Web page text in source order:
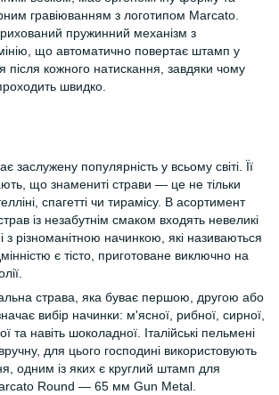
гравіюванням з логотипом Marcato.
пружинний механізм з
що автоматично повертає штамп у
після кожного натискання, завдяки чому
швидко.
заслужену популярність у всьому світі. Її
що знамениті страви — це не тільки
спагетті чи тирамісу. В асортимент
із незабутнім смаком входять невеликі
з різноманітною начинкою, які називаються
є тісто, приготоване виключно на
страва, яка буває першою, другою або
вибір начинки: м'ясної, рибної, сирної,
та навіть шоколадної. Італійські пельмені
для цього господині використовують
одним із яких є круглий штамп для
Round — 65 мм Gun Metal.